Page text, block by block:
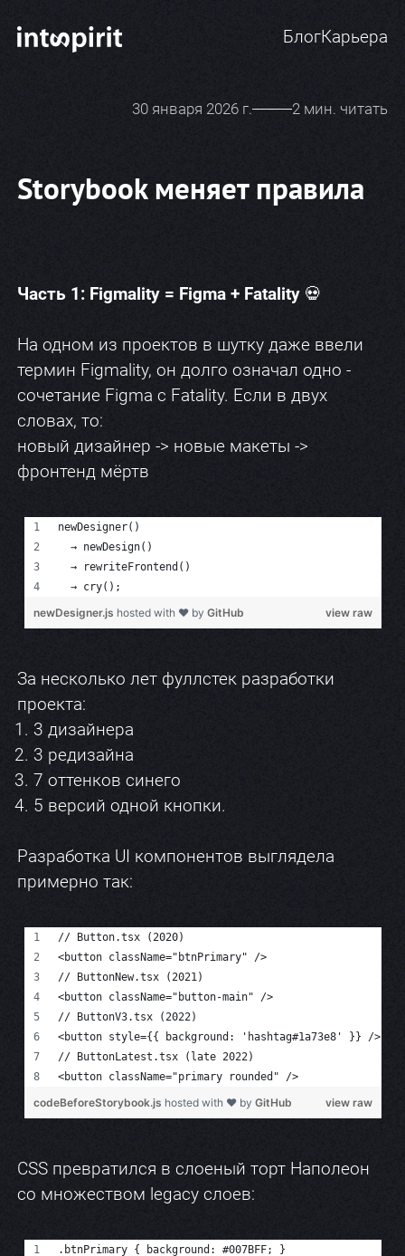
БлогКарьера
30 января 2026 г. 2 мин. читать
Storybook меняет правила
Часть 1: Figmality = Figma + Fatality💀
На одном из проектов в шутку даже ввели
термин Figmality, он долго означал одно -
сочетание Figma с Fatality. Если в двух
словах, то:
новый дизайнер -> новые макеты ->
фронтенд мёртв
За несколько лет фуллстек разработки
проекта:
3 дизайнера
3 редизайна
7 оттенков синего
5 версий одной кнопки.
Разработка UI компонентов выглядела
примерно так:
CSS превратился в слоеный торт Наполеон
со множеством legacy слоев: